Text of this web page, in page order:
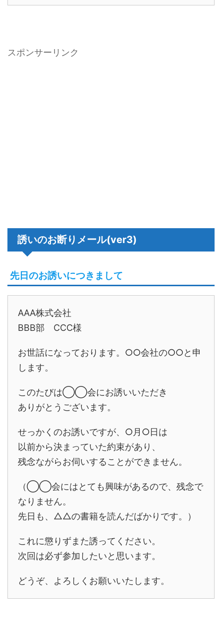
スポンサーリンク
誘いのお断りメール(ver3)
先日のお誘いにつきまして
AAA株式会社
BBB部 CCC様
お世話になっております。○○会社の○○と申
します。
このたびは◯◯会にお誘いいただき
ありがとうございます。
せっかくのお誘いですが、○月○日は
以前から決まっていた約束があり、
残念ながらお伺いすることができません。
（◯◯会にはとても興味があるので、残念で
なりません。
先日も、△△の書籍を読んだばかりです。）
これに懲りずまた誘ってください。
次回は必ず参加したいと思います。
どうぞ、よろしくお願いいたします。